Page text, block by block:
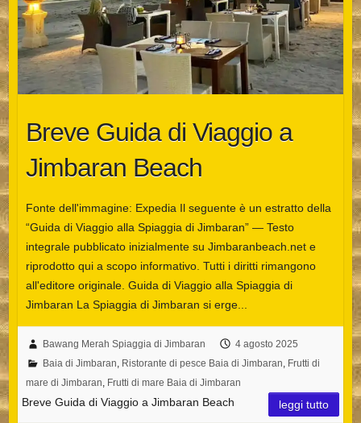
Breve Guida di Viaggio a
Jimbaran Beach
Fonte dell'immagine: Expedia Il seguente è un estratto della
“Guida di Viaggio alla Spiaggia di Jimbaran” — Testo
integrale pubblicato inizialmente su Jimbaranbeach.net e
riprodotto qui a scopo informativo. Tutti i diritti rimangono
all'editore originale. Guida di Viaggio alla Spiaggia di
Jimbaran La Spiaggia di Jimbaran si erge...
Bawang Merah Spiaggia di Jimbaran
4 agosto 2025
Baia di Jimbaran, Ristorante di pesce Baia di Jimbaran, Frutti di
mare di Jimbaran, Frutti di mare Baia di Jimbaran
Breve Guida di Viaggio a Jimbaran Beach leggi tutto